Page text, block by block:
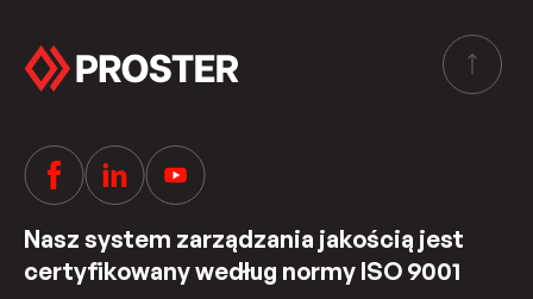
Nasz system zarządzania jakością jest
certyfikowany według normy ISO 9001